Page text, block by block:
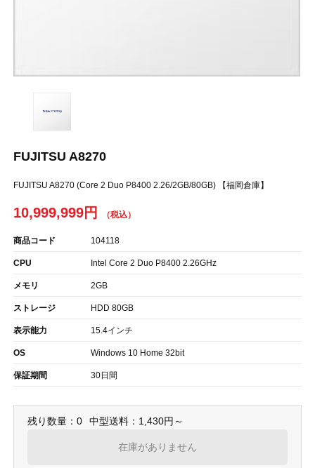
FUJITSU A8270
FUJITSU A8270 (Core 2 Duo P8400 2.26/2GB/80GB) 【福岡倉庫】
10,999,999円
商品コード 104118
CPU Intel Core 2 Duo P8400 2.26GHz
メモリ 2GB
ストレージ HDD 80GB
表示能力 15.4インチ
OS Windows 10 Home 32bit
保証期間 30日間
残り数量：0 中型送料：1,430円～
在庫がありません